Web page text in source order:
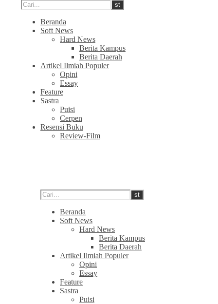
Beranda
Soft News
Hard News
Berita Kampus
Berita Daerah
Artikel Ilmiah Populer
Opini
Essay
Feature
Sastra
Puisi
Cerpen
Resensi Buku
Review-Film
Beranda
Soft News
Hard News
Berita Kampus
Berita Daerah
Artikel Ilmiah Populer
Opini
Essay
Feature
Sastra
Puisi